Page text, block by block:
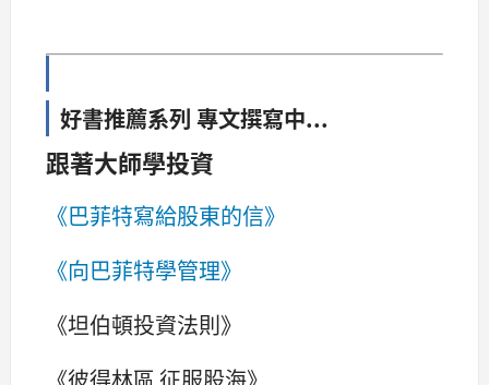
好書推薦系列 專文撰寫中...
跟著大師學投資
《巴菲特寫給股東的信》
《向巴菲特學管理》
《坦伯頓投資法則》